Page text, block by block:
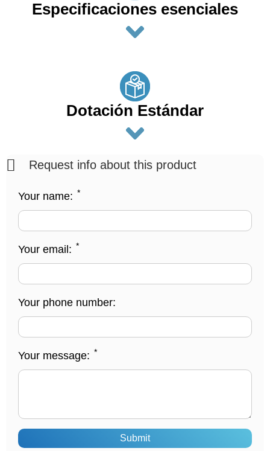
Especificaciones esenciales
Dotación Estándar
Request info about this product
Your name: *
Your email: *
Your phone number:
Your message: *
Submit